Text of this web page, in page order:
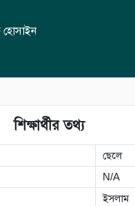
শিক্ষার্থীর তথ্য
ছেলে
N/A
ইসলাম